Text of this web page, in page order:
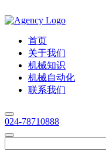
首页
关于我们
机械知识
机械自动化
联系我们
024-78710888